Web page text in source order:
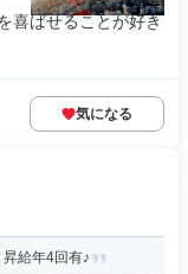
喜ばせることが好き
気になる
給年4回有♪